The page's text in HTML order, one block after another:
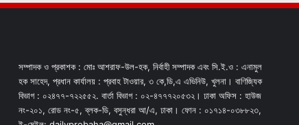
সম্পাদক ও প্রকাশক : মোঃ আশরাফ-উল-হক, নির্বাহী সম্পাদক এবং সি.ই.ও : এনামুল
হক সাহেদ, প্রধান কার্যালয় : প্রবাহ টাওয়ার, ৩ কে,ডি,এ এভিনিউ, খুলনা। বাণিজ্যিক
বিভাগ : ০২৪৭৭-৭২২৫৫২. বার্তা বিভাগ : ০২-৪৭৭৭২০৫৩২। ঢাকা অফিস : হাউজ
নং-২০১, রোড নং-৫, ব্লক-ডি, বসুন্ধরা আ/এ, ঢাকা। ফোন : ০১৭১৪-০৩৮৮২৩,